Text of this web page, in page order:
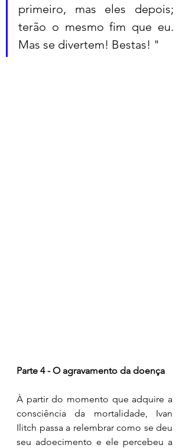
primeiro, mas eles depois;
terão o mesmo fim que eu.
Mas se divertem! Bestas! "
Parte 4 - O agravamento da doença
À partir do momento que adquire a
consciência da mortalidade, Ivan
Ilitch passa a relembrar como se deu
seu adoecimento e ele percebeu a